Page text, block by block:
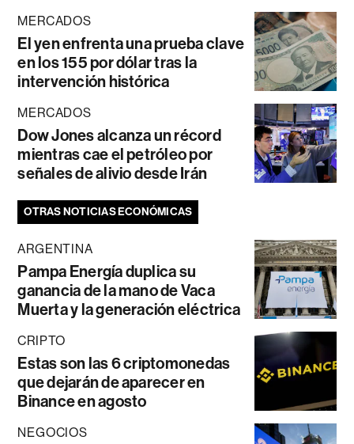
MERCADOS
El yen enfrenta una prueba clave
en los 155 por dólar tras la
intervención histórica
MERCADOS
Dow Jones alcanza un récord
mientras cae el petróleo por
señales de alivio desde Irán
OTRAS NOTICIAS ECONÓMICAS
ARGENTINA
Pampa Energía duplica su
ganancia de la mano de Vaca
Muerta y la generación eléctrica
CRIPTO
Estas son las 6 criptomonedas
que dejarán de aparecer en
Binance en agosto
NEGOCIOS